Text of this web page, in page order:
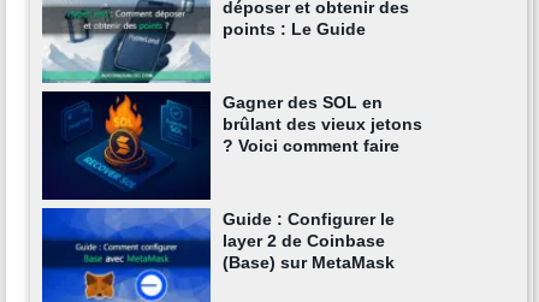
déposer et obtenir des
points : Le Guide
Gagner des SOL en
brûlant des vieux jetons
? Voici comment faire
Guide : Configurer le
layer 2 de Coinbase
(Base) sur MetaMask